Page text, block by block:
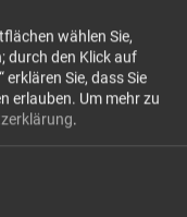
wählen Sie,
durch den Klick auf
erklären Sie, dass Sie
erlauben. Um mehr zu
.